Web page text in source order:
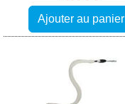
Ajouter au panier